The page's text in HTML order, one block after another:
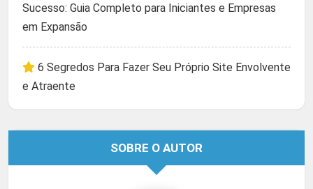
Sucesso: Guia Completo para Iniciantes e Empresas
em Expansão
6 Segredos Para Fazer Seu Próprio Site Envolvente
e Atraente
SOBRE O AUTOR